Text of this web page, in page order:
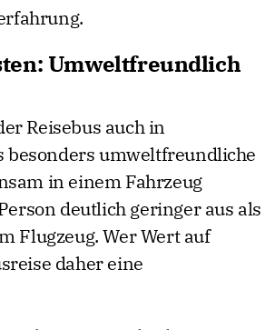
Umweltfreundlich
Reisebus auch in
besonders umweltfreundliche
in einem Fahrzeug
deutlich geringer aus als
Flugzeug. Wer Wert auf
daher eine